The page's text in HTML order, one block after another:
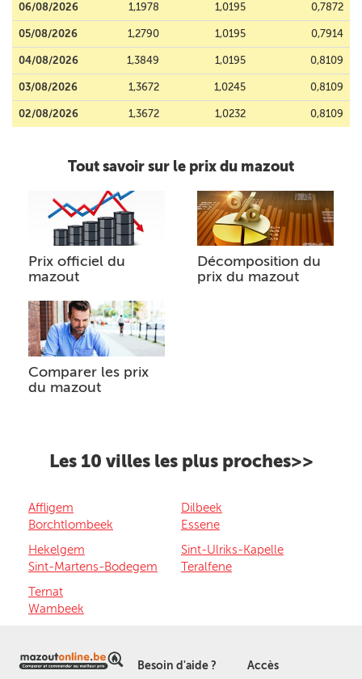
06/08/2026 1,1978 1,0195 0,7872
05/08/2026 1,2790 1,0195 0,7914
04/08/2026 1,3849 1,0195 0,8109
03/08/2026 1,3672 1,0245 0,8109
02/08/2026 1,3672 1,0232 0,8109
Tout savoir sur le prix du mazout
Prix officiel du
mazout
Décomposition du
prix du mazout
Comparer les prix
du mazout
Les 10 villes les plus proches>>
Affligem
Borchtlombeek
Dilbeek
Essene
Hekelgem
Sint-Martens-Bodegem
Sint-Ulriks-Kapelle
Teralfene
Ternat
Wambeek
Besoin d'aide ? Accès